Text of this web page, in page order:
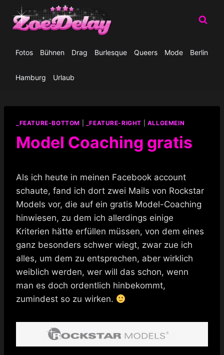
Inhalt
springen
Fotos Bühnen Drag Burlesque Queers Mode Berlin
Hamburg Urlaub
_FEATURE-BOTTOM _FEATURE-RIGHT ALLGEMEIN
Model Coaching gratis
Als ich heute in meinen Facebook account
schaute, fand ich dort zwei Mails von Rockstar
Models vor, die auf ein gratis Model-Coaching
hinwiesen, zu dem ich allerdings einige
Kriterien hätte erfüllen müssen, von dem eines
ganz besonders schwer wiegt, zwar zue ich
alles, um dem zu entsprechen, aber wirklich
weiblich werden, wer will das schon, wenn
man es doch ordentlich hinbekommt,
zumindest so zu wirken.